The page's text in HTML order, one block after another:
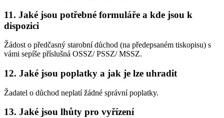
11. Jaké jsou potřebné formuláře a kde jsou k
dispozici
Žádost o předčasný starobní důchod (na předepsaném tiskopisu) s
vámi sepíše příslušná OSSZ/ PSSZ/ MSSZ.
12. Jaké jsou poplatky a jak je lze uhradit
Žadatel o důchod neplatí žádné správní poplatky.
13. Jaké jsou lhůty pro vyřízení